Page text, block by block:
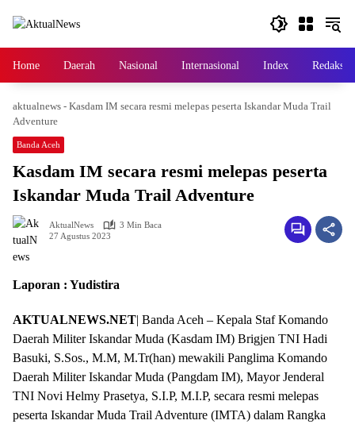
Home Daerah Nasional Internasional Index Redaksi
aktualnews - Kasdam IM secara resmi melepas peserta Iskandar Muda Trail
Adventure
Banda Aceh
Kasdam IM secara resmi melepas peserta
Iskandar Muda Trail Adventure
AktualNews
3 Min Baca
27 Agustus 2023
Laporan : Yudistira
AKTUALNEWS.NET| Banda Aceh – Kepala Staf Komando
Daerah Militer Iskandar Muda (Kasdam IM) Brigjen TNI Hadi
Basuki, S.Sos., M.M, M.Tr(han) mewakili Panglima Komando
Daerah Militer Iskandar Muda (Pangdam IM), Mayor Jenderal
TNI Novi Helmy Prasetya, S.I.P, M.I.P, secara resmi melepas
peserta Iskandar Muda Trail Adventure (IMTA) dalam Rangka